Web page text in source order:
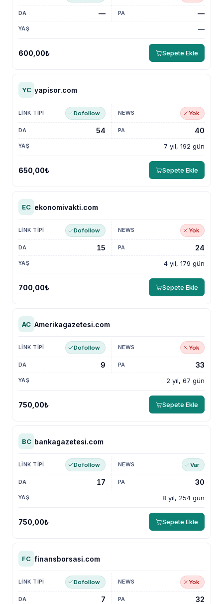
—
— —
600,00₺ Sepete Ekle
YC yapisor.com
Dofollow Yok
7 yıl, 192 gün
54 40
650,00₺ Sepete Ekle
EC ekonomivakti.com
Dofollow Yok
4 yıl, 179 gün
15 24
700,00₺ Sepete Ekle
AC Amerikagazetesi.com
Dofollow Yok
2 yıl, 67 gün
9 33
750,00₺ Sepete Ekle
BC bankagazetesi.com
Dofollow Var
8 yıl, 254 gün
17 30
750,00₺ Sepete Ekle
FC finansborsasi.com
Dofollow Yok
7 32